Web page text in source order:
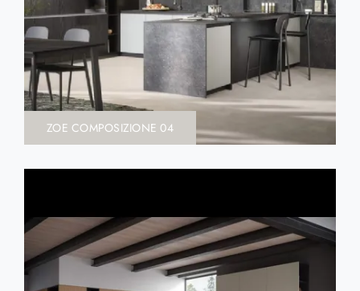
ZOE COMPOSIZIONE 04